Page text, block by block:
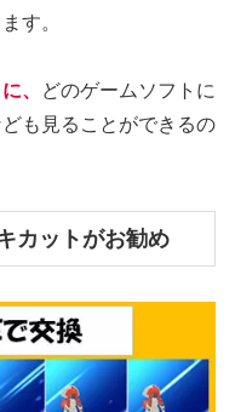
す。
、
どのゲームソフトに
も見ることができるの
カットがお勧め